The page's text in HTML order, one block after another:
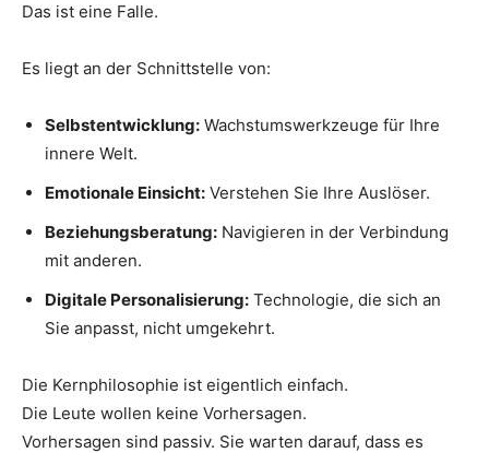
Das ist eine Falle.
Es liegt an der Schnittstelle von:
Selbstentwicklung: Wachstumswerkzeuge für Ihre
innere Welt.
Emotionale Einsicht: Verstehen Sie Ihre Auslöser.
Beziehungsberatung: Navigieren in der Verbindung
mit anderen.
Digitale Personalisierung: Technologie, die sich an
Sie anpasst, nicht umgekehrt.
Die Kernphilosophie ist eigentlich einfach.
Die Leute wollen keine Vorhersagen.
Vorhersagen sind passiv. Sie warten darauf, dass es